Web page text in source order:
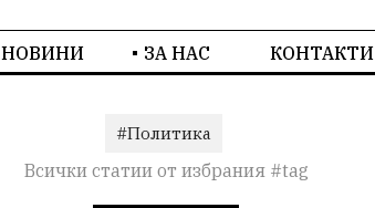
НОВИНИ ЗА НАС КОНТАКТИ
#Политика
Всички статии от избрания #tag